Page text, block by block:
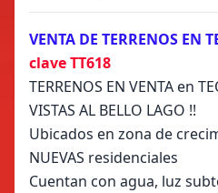
VENTA DE TERRENOS EN
clave TT618
TERRENOS EN VENTA en
VISTAS AL BELLO LAGO !!
Ubicados en zona de
NUEVAS residenciales
Cuentan con agua, luz